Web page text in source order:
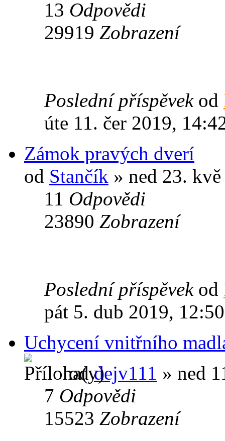
13 Odpovědi
29919 Zobrazení
Poslední příspěvek od
úte 11. čer 2019,
Zámok pravých dverí
od Stančík » ned 23.
11 Odpovědi
23890 Zobrazení
Poslední příspěvek od
pát 5. dub 2019, 12:50
Uchycení vnitřního
oddejv111 » ned
7 Odpovědi
15523 Zobrazení